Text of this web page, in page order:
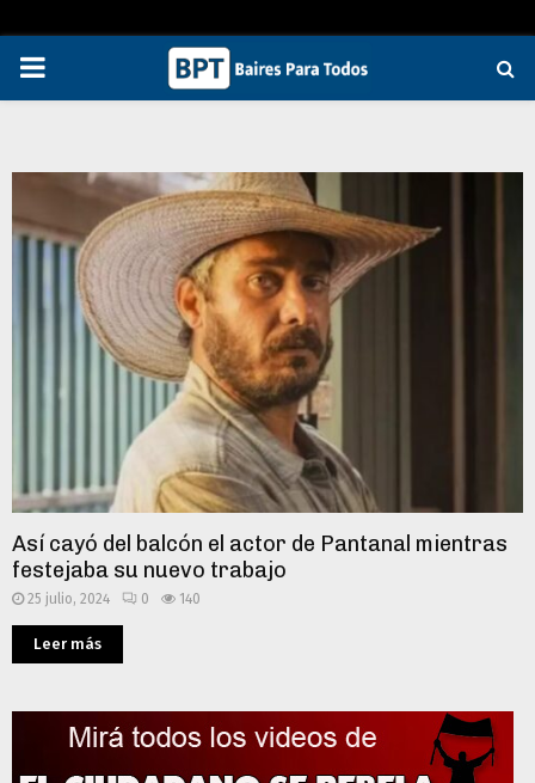
PRIMARY
Así cayó del balcón el actor de Pantanal mientras
festejaba su nuevo trabajo
25 julio, 2024 0 140
Leer más